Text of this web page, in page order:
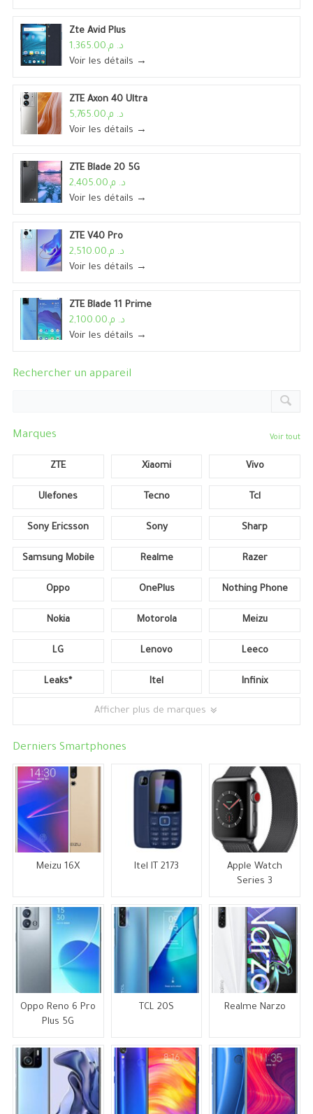
Zte Avid Plus
د. م.1,365.00
Voir les détails →
ZTE Axon 40 Ultra
د. م.5,765.00
Voir les détails →
ZTE Blade 20 5G
د. م.2,405.00
Voir les détails →
ZTE V40 Pro
د. م.2,510.00
Voir les détails →
ZTE Blade 11 Prime
د. م.2,100.00
Voir les détails →
Rechercher un appareil
Marques Voir tout
ZTE Xiaomi Vivo
Ulefones Tecno Tcl
Sony Ericsson Sony Sharp
Samsung Mobile Realme Razer
Oppo OnePlus Nothing Phone
Nokia Motorola Meizu
LG Lenovo Leeco
Leaks* Itel Infinix
Afficher plus de marques
Derniers Smartphones
Meizu 16X Itel IT 2173
Apple Watch
Series 3
Oppo Reno 6 Pro
Plus 5G
TCL 20S Realme Narzo